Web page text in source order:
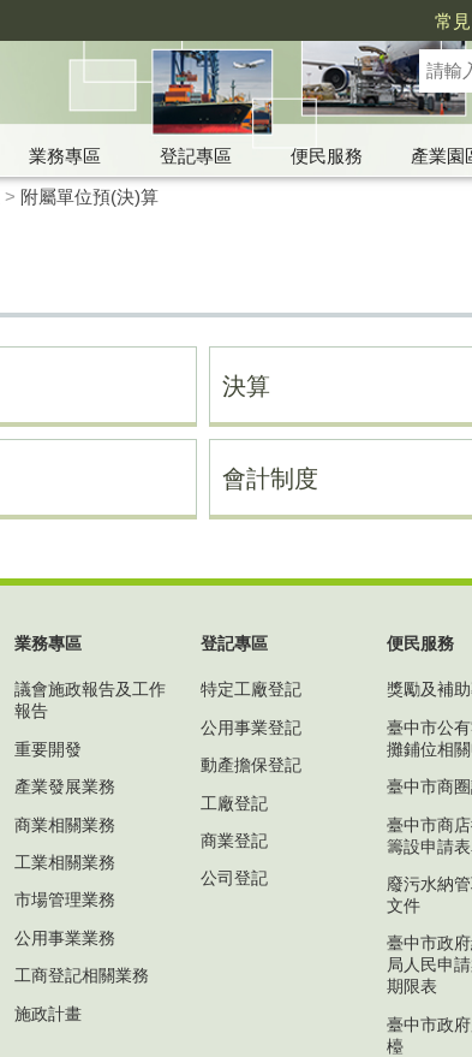
常
業務專區 登記專區 便民服務
產業園
> 附屬單位預(決)算
決算
會計制度
業務專區
議會施政報告及工作
報告
重要開發
產業發展業務
商業相關業務
工業相關業務
市場管理業務
公用事業業務
工商登記相關業務
施政計畫
登記專區
特定工廠登記
公用事業登記
動產擔保登記
工廠登記
商業登記
公司登記
便民服務
獎勵及補
臺中市公
攤鋪位相
臺中市商
臺中市商
籌設申請
廢污水納
文件
臺中市政
局人民申
期限表
臺中市政
檯